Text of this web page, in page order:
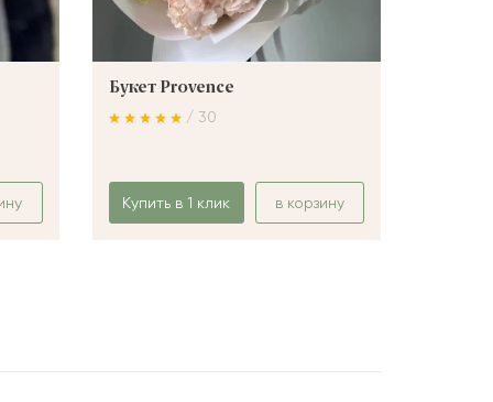
Букет Provence
/ 30
Купить в 1 клик в корзину